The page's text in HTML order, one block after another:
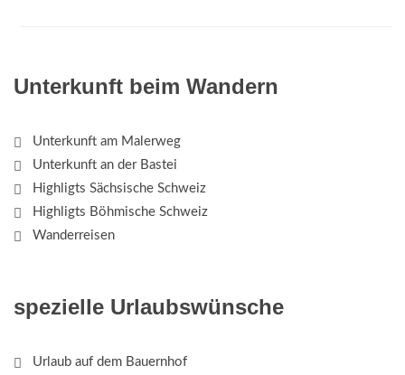
Unterkunft beim Wandern
Unterkunft am Malerweg
Unterkunft an der Bastei
Highligts Sächsische Schweiz
Highligts Böhmische Schweiz
Wanderreisen
spezielle Urlaubswünsche
Urlaub auf dem Bauernhof